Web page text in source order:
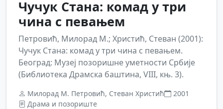
Чучук Стана: комад у три
чина с певањем
Петровић, Милорад М.; Христић, Стеван (2001):
Чучук Стана: комад у три чина с певањем.
Београд: Музеј позоришне уметности Србије
(Библиотека Драмска баштина, VIII, књ. 3).
Милорад М. Петровић, Стеван Христић
2001
Драма и позориште